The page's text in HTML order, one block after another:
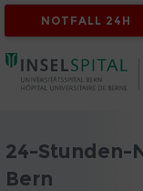
NOTFALL 24H
24-Stunden-
Bern